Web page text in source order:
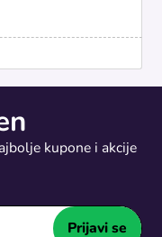
kupone i akcije
Prijavi se